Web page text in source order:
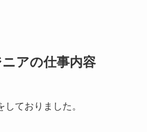
アの仕事内容
ておりました。